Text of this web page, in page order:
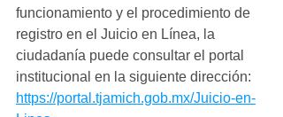
funcionamiento y el procedimiento de
registro en el Juicio en Línea, la
ciudadanía puede consultar el portal
institucional en la siguiente dirección:
https://portal.tjamich.gob.mx/Juicio-en-